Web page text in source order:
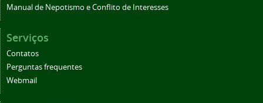
Manual de Nepotismo e Conflito de Interesses
Serviços
Contatos
Perguntas frequentes
Webmail